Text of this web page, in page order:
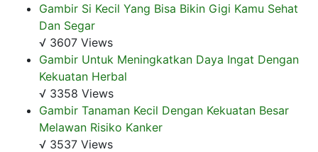
Gambir Si Kecil Yang Bisa Bikin Gigi Kamu Sehat
Dan Segar
√ 3607 Views
Gambir Untuk Meningkatkan Daya Ingat Dengan
Kekuatan Herbal
√ 3358 Views
Gambir Tanaman Kecil Dengan Kekuatan Besar
Melawan Risiko Kanker
√ 3537 Views